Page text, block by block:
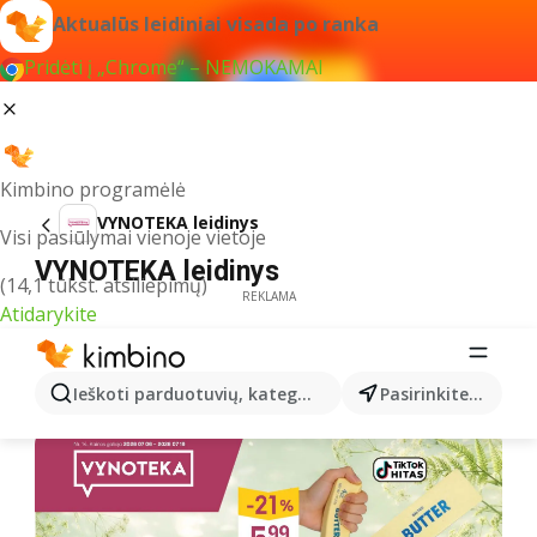
Aktualūs leidiniai visada po ranka
Pridėti į „Chrome“ – NEMOKAMAI
Kimbino programėlė
Visi pasiūlymai vienoje vietoje
(14,1 tūkst. atsiliepimų)
Atidarykite
Ieškoti parduotuvių, kategorijų, produktų... Pasirinkite miestą
VYNOTEKA leidinys
VYNOTEKA leidinys
REKLAMA